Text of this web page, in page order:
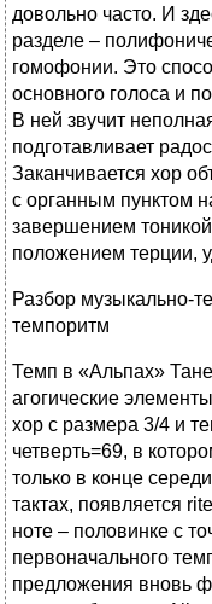
довольно часто. И
разделе –
гомофонии. Это
основного голоса и
В ней звучит
подготавливает
Заканчивается хор
с органным пунктом
завершением
положением терции,
Разбор музыкально-
темпоритм
Темп в «Альпах»
агогические
хор с размера 3/4 и
четверть=69, в
только в конце
тактах, появляется
ноте – половинке с
первоначального
предложения вновь